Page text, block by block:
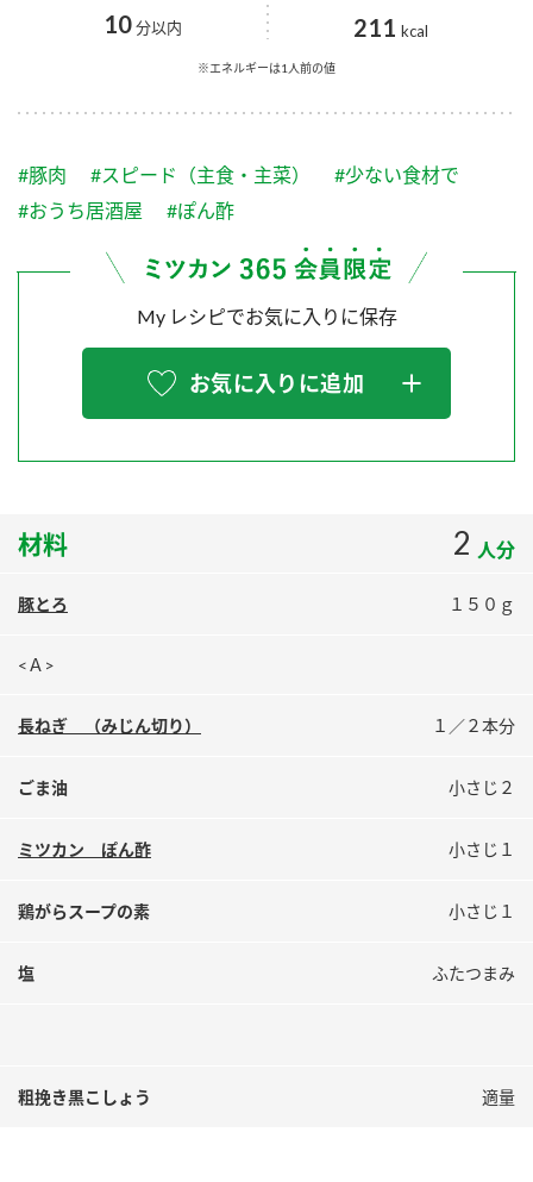
ふりかけ おすしの素
炊き込みご飯の素 米飯用調味液
Fibee
つゆ
納豆のサイト
三ツ判山吹
スペシャルサイト
お酢を知ろう！
すしラボ
納豆の豆知識
ミツカンの歴史
環境への取り組み
MIM（ミツカンミュージアム）
お客様相談センター
お客様の声をいかしました
販売終了製品のご案内
よくあるご質問
10分以内 211 kcal
※エネルギーは1人前の値
#豚肉 #スピード（主食・主菜）
#少ない食材で
#おうち居酒屋
#ぽん酢
My レシピでお気に入りに保存
お気に入りに追加
材料 2 人分
豚とろ １５０ｇ
<Ａ>
長ねぎ （みじん切り） １／２本分
ごま油 小さじ２
ミツカン ぽん酢 小さじ１
鶏がらスープの素 小さじ１
塩 ふたつまみ
粗挽き黒こしょう 適量